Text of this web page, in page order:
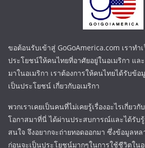
ขอต้อนรับเข้าสู่ GoGoAmerica.com เราทำ
ประโยชน์ให้คนไทยที่อาศัยอยู่ในอเมริกา แล
มาในอเมริกา เราต้องการให้คนไทยได้รับข้อ
เป็นประโยชน์ เกี่ยวกับอเมริกา
พวกเราเคยเป็นคนที่ไม่เคยรู้เรื่องอะไรเกี่ยวกั
โอกาสมาที่นี่ ได้ผ่านประสบการณ์และได้รับรู้
สนใจ จึงอยากจะถ่ายทอดออกมา ซึ่งข้อมูลหล
ก่อนจะเป็นประโยชน์มากๆในการใช้ชีวิตในอ